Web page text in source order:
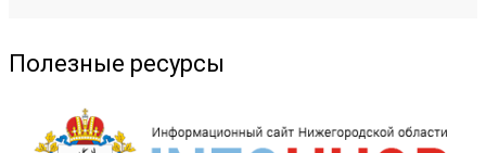
Полезные ресурсы